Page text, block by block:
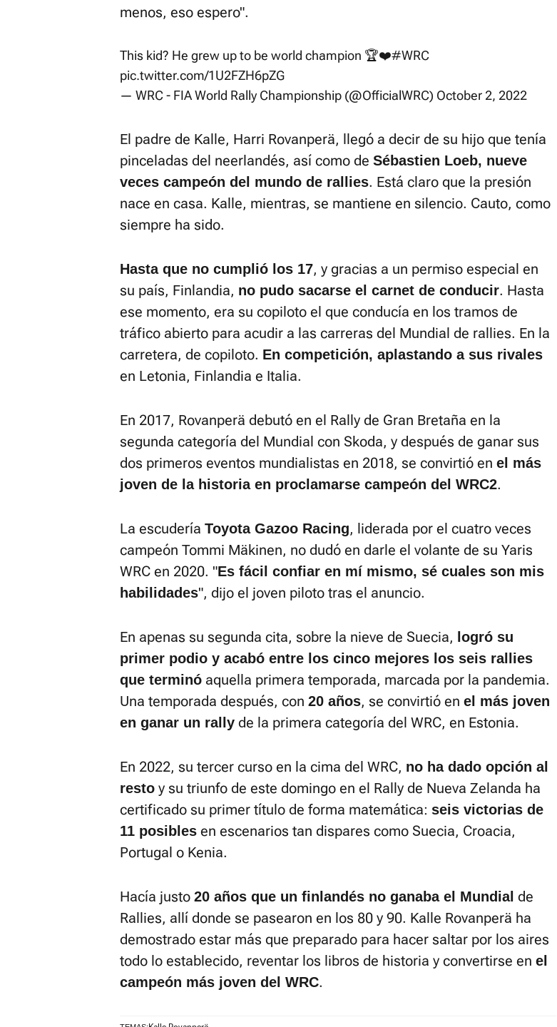
menos, eso espero".
This kid? He grew up to be world champion 🏆❤️#WRC
pic.twitter.com/1U2FZH6pZG
— WRC - FIA World Rally Championship (@OfficialWRC) October 2, 2022
El padre de Kalle, Harri Rovanperä, llegó a decir de su hijo que tenía
pinceladas del neerlandés, así como de Sébastien Loeb, nueve
veces campeón del mundo de rallies. Está claro que la presión
nace en casa. Kalle, mientras, se mantiene en silencio. Cauto, como
siempre ha sido.
Hasta que no cumplió los 17, y gracias a un permiso especial en
su país, Finlandia, no pudo sacarse el carnet de conducir. Hasta
ese momento, era su copiloto el que conducía en los tramos de
tráfico abierto para acudir a las carreras del Mundial de rallies. En la
carretera, de copiloto. En competición, aplastando a sus rivales
en Letonia, Finlandia e Italia.
En 2017, Rovanperä debutó en el Rally de Gran Bretaña en la
segunda categoría del Mundial con Skoda, y después de ganar sus
dos primeros eventos mundialistas en 2018, se convirtió en el más
joven de la historia en proclamarse campeón del WRC2.
La escudería Toyota Gazoo Racing, liderada por el cuatro veces
campeón Tommi Mäkinen, no dudó en darle el volante de su Yaris
WRC en 2020. "Es fácil confiar en mí mismo, sé cuales son mis
habilidades", dijo el joven piloto tras el anuncio.
En apenas su segunda cita, sobre la nieve de Suecia, logró su
primer podio y acabó entre los cinco mejores los seis rallies
que terminó aquella primera temporada, marcada por la pandemia.
Una temporada después, con 20 años, se convirtió en el más joven
en ganar un rally de la primera categoría del WRC, en Estonia.
En 2022, su tercer curso en la cima del WRC, no ha dado opción al
resto y su triunfo de este domingo en el Rally de Nueva Zelanda ha
certificado su primer título de forma matemática: seis victorias de
11 posibles en escenarios tan dispares como Suecia, Croacia,
Portugal o Kenia.
Hacía justo 20 años que un finlandés no ganaba el Mundial de
Rallies, allí donde se pasearon en los 80 y 90. Kalle Rovanperä ha
demostrado estar más que preparado para hacer saltar por los aires
todo lo establecido, reventar los libros de historia y convertirse en el
campeón más joven del WRC.